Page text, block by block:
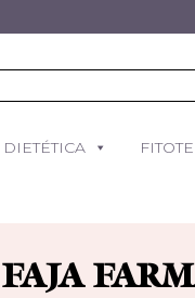
DIETÉTICA
FAJA